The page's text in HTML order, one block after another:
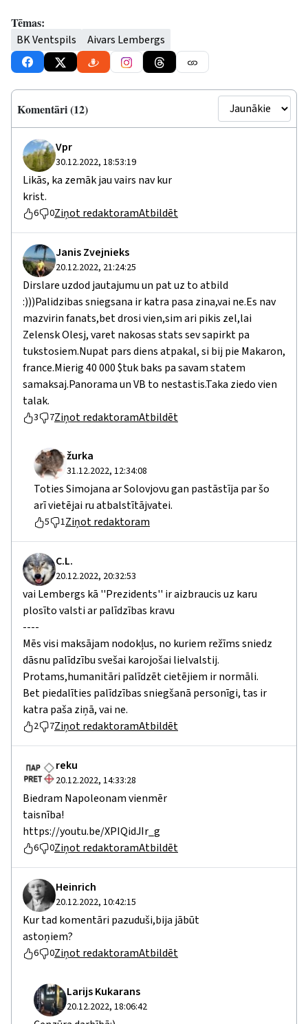
Tēmas:
BK Ventspils Aivars Lembergs
Komentāri (12)
Vpr
30.12.2022, 18:53:19
Likās, ka zemāk jau vairs nav kur
krist.
6 0Ziņot redaktoramAtbildēt
Janis Zvejnieks
20.12.2022, 21:24:25
Dirslare uzdod jautajumu un pat uz to atbild
:)))Palidzibas sniegsana ir katra pasa zina,vai ne.Es nav
mazvirin fanats,bet drosi vien,sim ari pikis zel,lai
Zelensk Olesj, varet nakosas stats sev sapirkt pa
tukstosiem.Nupat pars diens atpakal, si bij pie Makaron,
france.Mierig 40 000 $tuk baks pa savam statem
samaksaj.Panorama un VB to nestastis.Taka ziedo vien
talak.
3 7Ziņot redaktoramAtbildēt
žurka
31.12.2022, 12:34:08
Toties Simojana ar Solovjovu gan pastāstīja par šo
arī vietējai ru atbalstītājvatei.
5 1Ziņot redaktoram
C.L.
20.12.2022, 20:32:53
vai Lembergs kā ''Prezidents'' ir aizbraucis uz karu
plosīto valsti ar palīdzības kravu
----
Mēs visi maksājam nodokļus, no kuriem režīms sniedz
dāsnu palīdzību svešai karojošai lielvalstij.
Protams,humanitāri palīdzēt cietējiem ir normāli.
Bet piedalīties palīdzības sniegšanā personīgi, tas ir
katra paša ziņā, vai ne.
2 7Ziņot redaktoramAtbildēt
reku
20.12.2022, 14:33:28
Biedram Napoleonam vienmēr
taisnība!
https://youtu.be/XPIQidJIr_g
6 0Ziņot redaktoramAtbildēt
Heinrich
20.12.2022, 10:42:15
Kur tad komentāri pazuduši,bija jābūt
astoņiem?
6 0Ziņot redaktoramAtbildēt
Larijs Kukarans
20.12.2022, 18:06:42